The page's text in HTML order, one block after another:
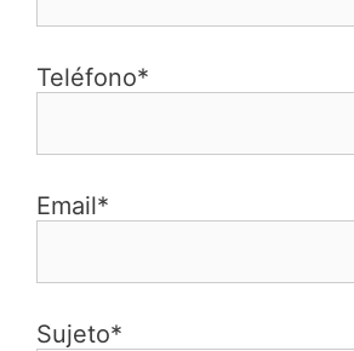
Teléfono*
Email*
Sujeto*